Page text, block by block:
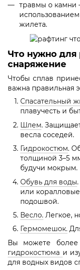
травмы о
жилета.
Что нужно для
снаряжение
Чтобы сплав
важна правильная
Спасательный
плавучесть и
Шлем.
весла соседей.
Гидрокостюм.
толщиной 3–5
будучи мокрым.
Обувь для воды
или
подошвой.
Весло. Легкое,
Гермомешок.
Вы можете более
гидрокостюма и
для водных видов